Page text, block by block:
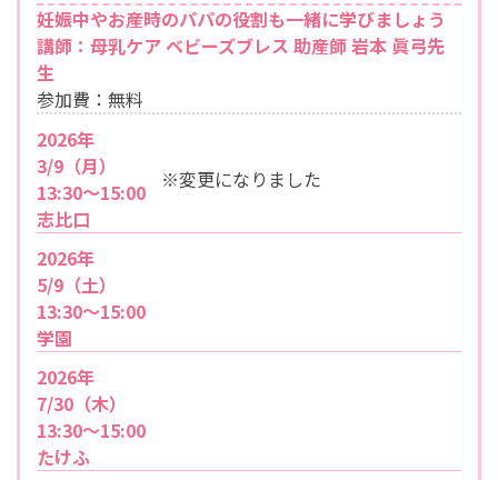
妊娠中やお産時のパパの役割も一緒に学びましょう
講師：母乳ケア ベビーズブレス 助産師 岩本 眞弓先
生
参加費：無料
2026年
3/9（月）
13:30～15:00
志比口
※変更になりました
2026年
5/9（土）
13:30～15:00
学園
2026年
7/30（木）
13:30～15:00
たけふ